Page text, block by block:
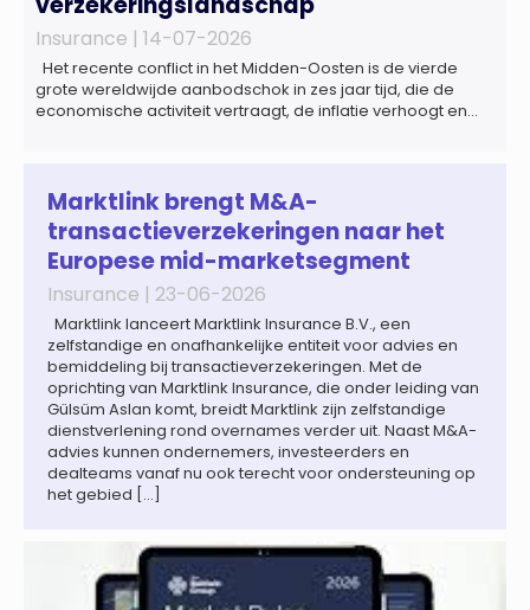
Insurance | 14-07-2026
Het recente conflict in het Midden-Oosten is de vierde
grote wereldwijde aanbodschok in zes jaar tijd, die de
economische activiteit vertraagt, de inflatie verhoogt en
wereldwijd naar verwachting afnemen tot 1,3% in reële
termen in […]
Marktlink brengt M&A-
transactieverzekeringen naar het
Europese mid-marketsegment
Insurance | 23-06-2026
Marktlink lanceert Marktlink Insurance B.V., een
zelfstandige en onafhankelijke entiteit voor advies en
bemiddeling bij transactieverzekeringen. Met de
oprichting van Marktlink Insurance, die onder leiding van
Gülsüm Aslan komt, breidt Marktlink zijn zelfstandige
dienstverlening rond overnames verder uit. Naast M&A-
advies kunnen ondernemers, investeerders en
dealteams vanaf nu ook terecht voor ondersteuning op
het gebied […]